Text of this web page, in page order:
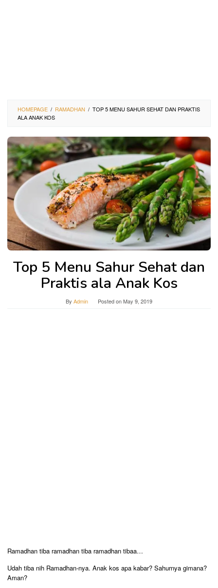
HOMEPAGE / RAMADHAN / TOP 5 MENU SAHUR SEHAT DAN PRAKTIS
ALA ANAK KOS
Top 5 Menu Sahur Sehat dan
Praktis ala Anak Kos
By Admin Posted onMay 9, 2019
Ramadhan tiba ramadhan tiba ramadhan tibaa…
Udah tiba nih Ramadhan-nya. Anak kos apa kabar? Sahurnya gimana?
Aman?